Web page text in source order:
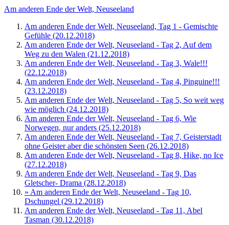
Am anderen Ende der Welt, Neuseeland
Am anderen Ende der Welt, Neuseeland, Tag 1 - Gemischte
Gefühle (20.12.2018)
Am anderen Ende der Welt, Neuseeland - Tag 2, Auf dem
Weg zu den Walen (21.12.2018)
Am anderen Ende der Welt, Neuseeland - Tag 3, Wale!!!
(22.12.2018)
Am anderen Ende der Welt, Neuseeland - Tag 4, Pinguine!!!
(23.12.2018)
Am anderen Ende der Welt, Neuseeland - Tag 5, So weit weg
wie möglich (24.12.2018)
Am anderen Ende der Welt, Neuseeland - Tag 6, Wie
Norwegen, nur anders (25.12.2018)
Am anderen Ende der Welt, Neuseeland - Tag 7, Geisterstadt
ohne Geister aber die schönsten Seen (26.12.2018)
Am anderen Ende der Welt, Neuseeland - Tag 8, Hike, no Ice
(27.12.2018)
Am anderen Ende der Welt, Neuseeland - Tag 9, Das
Gletscher- Drama (28.12.2018)
» Am anderen Ende der Welt, Neuseeland - Tag 10,
Dschungel (29.12.2018)
Am anderen Ende der Welt, Neuseeland - Tag 11, Abel
Tasman (30.12.2018)